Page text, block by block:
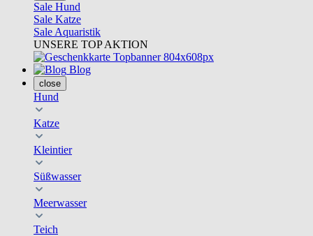
Sale Hund
Sale Katze
Sale Aquaristik
UNSERE TOP AKTION
Blog
close
Hund
Katze
Kleintier
Süßwasser
Meerwasser
Teich